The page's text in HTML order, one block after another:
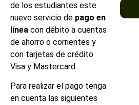
de los estudiantes este
nuevo servicio de pago en
línea con débito a cuentas
de ahorro o corrientes y
con tarjetas de crédito
Visa y Mastercard.
Para realizar el pago tenga
en cuenta las siguientes